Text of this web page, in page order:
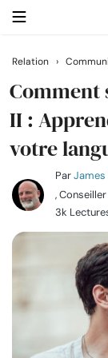
Rechercher
Se marier
Relations
Famille
Relation ›
Comment
II :
votre
ParJames
,
3k